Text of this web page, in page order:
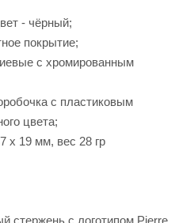
- чёрный;
покрытие;
с хромированным
с пластиковым
цвета;
х 19 мм, вес 28 гр
стержень с логотипом Pierre